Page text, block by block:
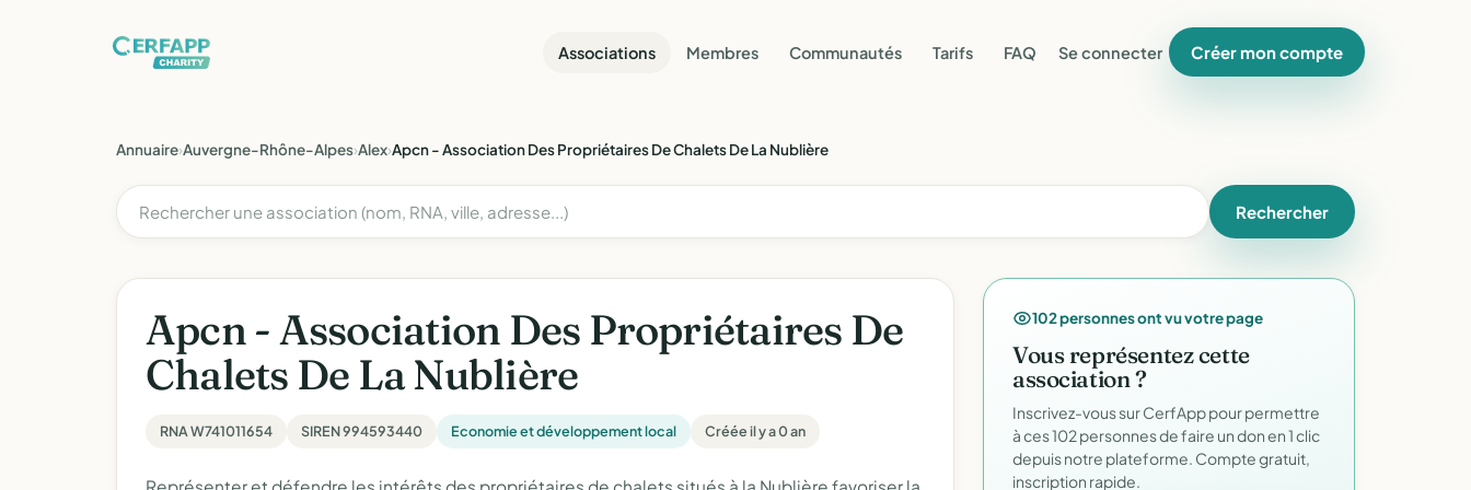
Associations Membres Communautés Tarifs FAQ Se connecter Créer mon compte
Annuaire›Auvergne-Rhône-Alpes›Alex›Apcn - Association Des Propriétaires De Chalets De La Nublière
Rechercher
Apcn - Association Des Propriétaires De
Chalets De La Nublière
RNA W741011654 SIREN 994593440 Economie et développement local Créée il y a 0 an
102 personnes ont vu votre page
Vous représentez cette
association ?
Inscrivez-vous sur CerfApp pour permettre
à ces 102 personnes de faire un don en 1 clic
depuis notre plateforme. Compte gratuit,
inscription rapide.